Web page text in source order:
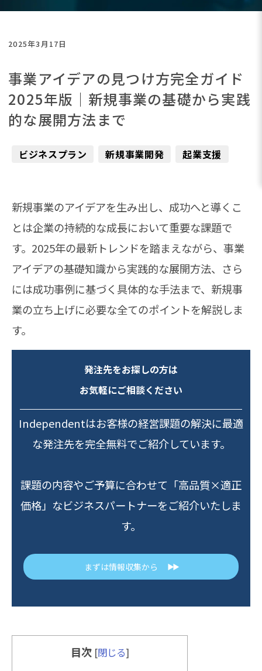
2025年3月17日
事業アイデアの見つけ方完全ガイド
2025年版｜新規事業の基礎から実践
的な展開方法まで
ビジネスプラン 新規事業開発 起業支援
新規事業のアイデアを生み出し、成功へと導くこ
とは企業の持続的な成長において重要な課題で
す。2025年の最新トレンドを踏まえながら、事業
アイデアの基礎知識から実践的な展開方法、さら
には成功事例に基づく具体的な手法まで、新規事
業の立ち上げに必要な全てのポイントを解説しま
す。
発注先をお探しの方は
お気軽にご相談ください
Independentはお客様の経営課題の解決に最適
な発注先を完全無料でご紹介しています。
課題の内容やご予算に合わせて「高品質×適正
価格」なビジネスパートナーをご紹介いたしま
す。
まずは情報収集から ▶▶
目次 [閉じる]